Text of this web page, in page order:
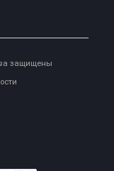
защищены